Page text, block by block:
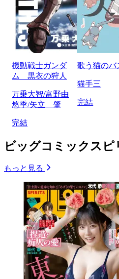
機動戦士ガンダ
ム 黒衣の狩人
万乗大智/富野由
悠季/矢立 肇
完結
歌う猫のバ
猫手三
完結
ビッグコミックスピ
もっと見る